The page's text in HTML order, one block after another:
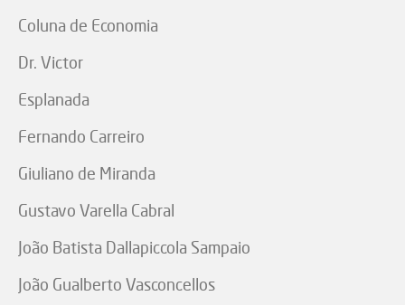
Coluna de Economia
Dr. Victor
Esplanada
Fernando Carreiro
Giuliano de Miranda
Gustavo Varella Cabral
João Batista Dallapiccola Sampaio
João Gualberto Vasconcellos